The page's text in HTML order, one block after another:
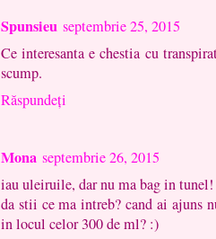
Spunsieu septembrie 25, 2015
Ce interesanta e chestia cu
scump.
Răspundeți
Mona septembrie 26, 2015
iau uleiruile, dar nu ma bag in
da stii ce ma intreb? cand ai ajuns
in locul celor 300 de ml? :)